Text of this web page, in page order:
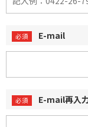
E-mail
E-mail再入